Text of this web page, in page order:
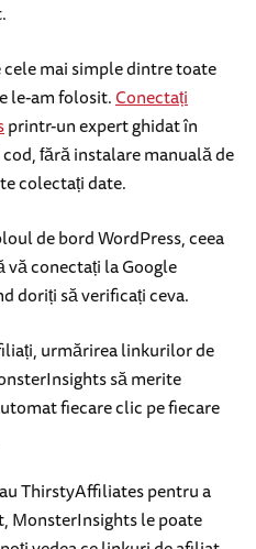
mai simple dintre toate
le-am folosit.Conectați
printr-un expert ghidat în
fără instalare manuală de
colectați date.
de bord WordPress, ceea
vă conectați la Google
doriți să verificați ceva.
urmărirea linkurilor de
să merite
fiecare clic pe fiecare
ThirstyAffiliates pentru a
MonsterInsights le poate